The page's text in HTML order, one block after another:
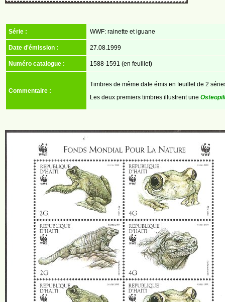
Série : WWF: rainette et iguane
Date d'émission : 27.08.1999
Numéro catalogue : 1588-1591 (en feuillet)
Commentaire :
Timbres de même date émis en feuillet de 2
Les deux premiers timbres illustrent une